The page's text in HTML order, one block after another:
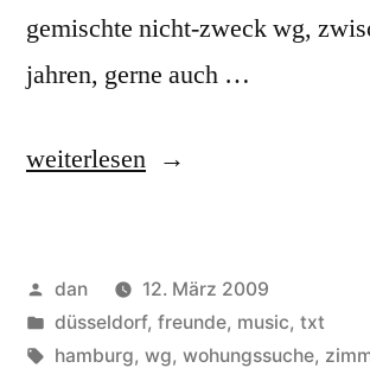
gemischte nicht-zweck wg,
jahren, gerne auch …
„DD
HH
(WG-
weiterlesen
Veröffentlicht
von
dan
12. März 2009
Veröffentlicht
unter
düsseldorf, freunde, music, txt
Schlagwörter:
hamburg, wg, wohungssuche,